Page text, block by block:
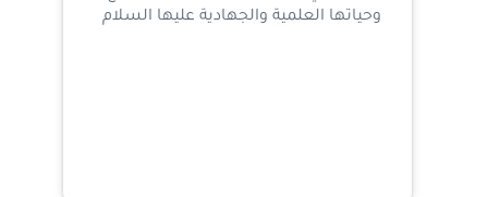
وحياتها العلمية والجهادية عليها السلام